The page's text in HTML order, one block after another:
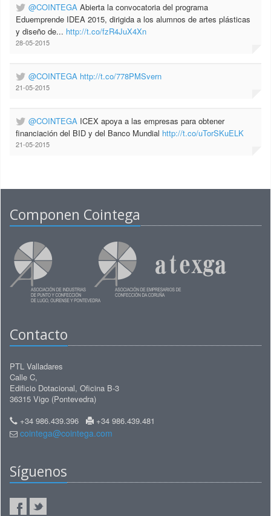
@COINTEGA Abierta la convocatoria del programa
Eduemprende IDEA 2015, dirigida a los alumnos de artes plásticas
y diseño de... http://t.co/fzR4JuX4Xn
28-05-2015
@COINTEGA http://t.co/778PMSvern
21-05-2015
@COINTEGA ICEX apoya a las empresas para obtener
financiación del BID y del Banco Mundial http://t.co/uTorSKuELK
21-05-2015
Componen Cointega
Contacto
PTL Valladares
Calle C,
Edificio Dotacional, Oficina B-3
36315 Vigo (Pontevedra)
+34 986.439.396
+34 986.439.481
cointega@cointega.com
Síguenos